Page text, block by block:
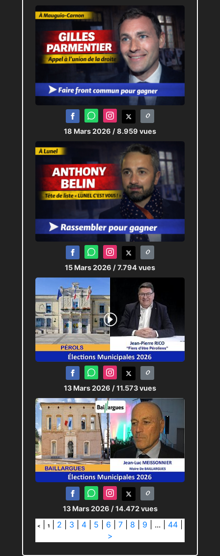
18 Mars 2026 / 8.959 vues
15 Mars 2026 / 7.794 vues
13 Mars 2026 / 11.573 vues
13 Mars 2026 / 14.472 vues
< 1 2 3 4 5 6 7 8 9 ... 44
>